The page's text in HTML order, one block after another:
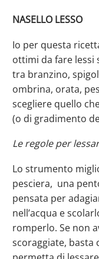
NASELLO LESSO
Io per questa
ottimi da fare
tra branzino,
ombrina, orata,
scegliere quello
(o di gradimento
Le regole per
Lo strumento
pesciera, una
pensata per
nell’acqua e
romperlo. Se non
scoraggiate, basta